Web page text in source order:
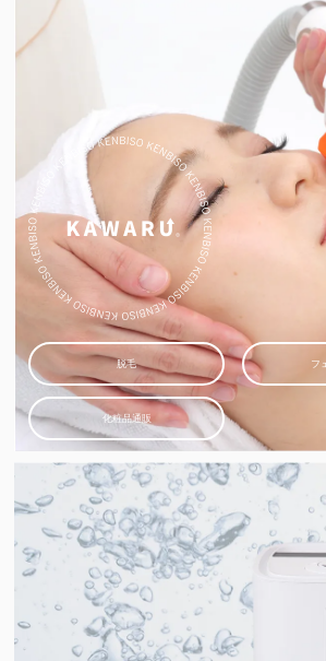
脱毛 フ
化粧品通販